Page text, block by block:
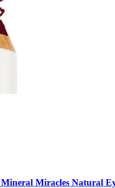
Mineral Miracles Natural